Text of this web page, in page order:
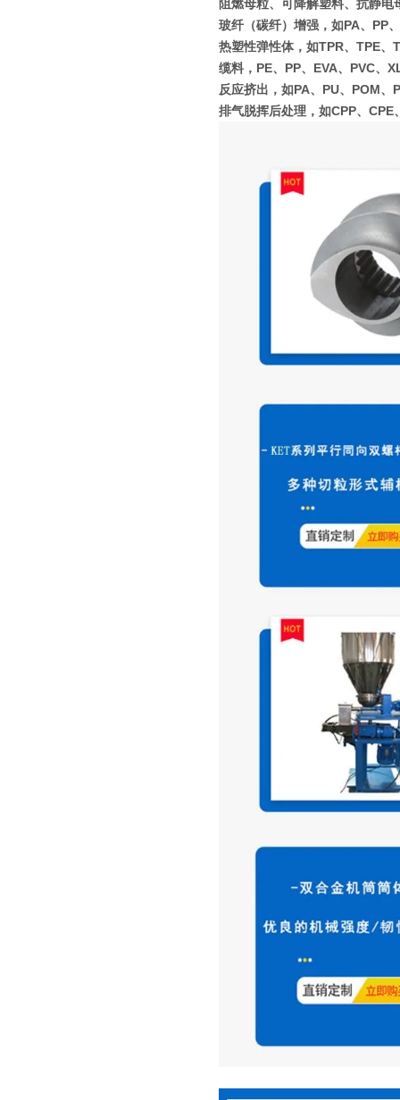
阻燃母粒、可降解塑料、抗静电
玻纤（碳纤）增强，如PA、PP
热塑性弹性体，如TPR、TPE、
缆料，PE、PP、EVA、PVC、
反应挤出，如PA、PU、POM、
排气脱挥后处理，如CPP、